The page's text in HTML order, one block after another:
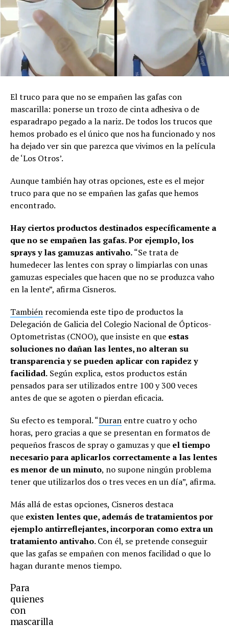
El truco para que no se empañen las gafas con
mascarilla: ponerse un trozo de cinta adhesiva o de
esparadrapo pegado a la nariz. De todos los trucos que
hemos probado es el único que nos ha funcionado y nos
ha dejado ver sin que parezca que vivimos en la película
de ‘Los Otros’.
Aunque también hay otras opciones, este es el mejor
truco para que no se empañen las gafas que hemos
encontrado.
Hay ciertos productos destinados específicamente a
que no se empañen las gafas. Por ejemplo, los
sprays y las gamuzas antivaho.“Se trata de
humedecer las lentes con spray o limpiarlas con unas
gamuzas especiales que hacen que no se produzca vaho
en la lente”, afirma Cisneros.
También recomienda este tipo de productos la
Delegación de Galicia del Colegio Nacional de Ópticos-
Optometristas (CNOO), que insiste en que estas
soluciones no dañan las lentes, no alteran su
transparencia y se pueden aplicar con rapidez y
facilidad. Según explica, estos productos están
pensados para ser utilizados entre 100 y 300 veces
antes de que se agoten o pierdan eficacia.
Su efecto es temporal. “Duran entre cuatro y ocho
horas, pero gracias a que se presentan en formatos de
pequeños frascos de spray o gamuzas y que el tiempo
necesario para aplicarlos correctamente a las lentes
es menor de un minuto, no supone ningún problema
tener que utilizarlos dos o tres veces en un día”, afirma.
Más allá de estas opciones, Cisneros destaca
que existen lentes que, además de tratamientos por
ejemplo antirreflejantes, incorporan como extra un
tratamiento antivaho. Con él, se pretende conseguir
que las gafas se empañen con menos facilidad o que lo
hagan durante menos tiempo.
Para
quienes
con
mascarilla